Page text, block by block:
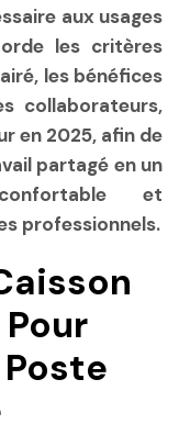
aux usages
les critères
les bénéfices
collaborateurs,
en 2025, afin de
partagé en un
et
professionnels.